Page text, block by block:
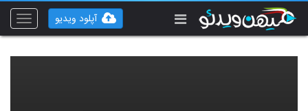
Toggle
آپلود ویدیو